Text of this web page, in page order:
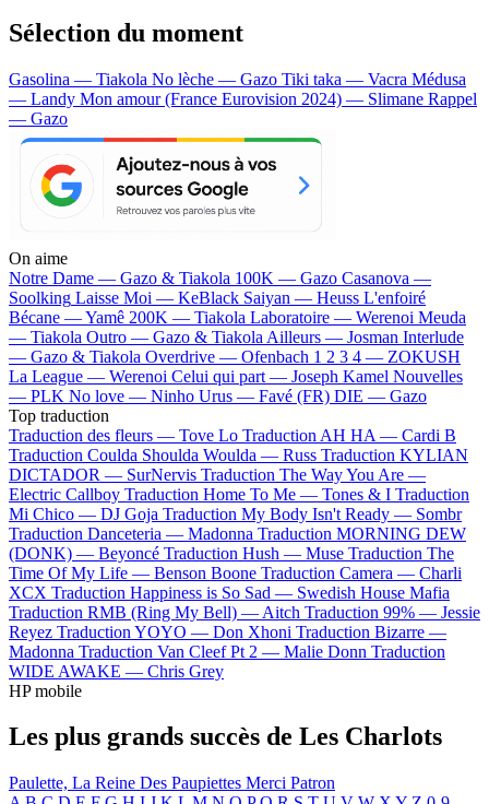
Sélection du moment
Gasolina — Tiakola No lèche — Gazo Tiki taka — Vacra Médusa
— Landy Mon amour (France Eurovision 2024) — Slimane Rappel
— Gazo
On aime
Notre Dame — Gazo & Tiakola 100K — Gazo Casanova —
Soolking Laisse Moi — KeBlack Saiyan — Heuss L'enfoiré
Bécane —Yamê 200K — Tiakola Laboratoire — Werenoi Meuda
— Tiakola Outro — Gazo & Tiakola Ailleurs — Josman Interlude
— Gazo & Tiakola Overdrive — Ofenbach 1 2 3 4 — ZOKUSH
La League — Werenoi Celui qui part — Joseph Kamel Nouvelles
— PLK No love — Ninho Urus — Favé (FR) DIE — Gazo
Top traduction
Traduction des fleurs — Tove Lo Traduction AH HA — Cardi B
Traduction Coulda Shoulda Woulda — Russ Traduction KYLIAN
DICTADOR — SurNervis Traduction The Way You Are —
Electric Callboy Traduction Home To Me — Tones & I Traduction
Mi Chico — DJ Goja Traduction My Body Isn't Ready — Sombr
Traduction Danceteria — Madonna Traduction MORNING DEW
(DONK) — Beyoncé Traduction Hush — Muse Traduction The
Time Of My Life — Benson Boone Traduction Camera — Charli
XCX Traduction Happiness is So Sad — Swedish House Mafia
Traduction RMB (Ring My Bell) — Aitch Traduction 99% — Jessie
Reyez Traduction YOYO — Don Xhoni Traduction Bizarre —
Madonna Traduction Van Cleef Pt 2 — Malie Donn Traduction
WIDE AWAKE — Chris Grey
HP mobile
Les plus grands succès de Les Charlots
Paulette, La Reine Des Paupiettes Merci Patron